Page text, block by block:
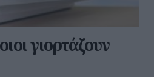
γιορτάζουν